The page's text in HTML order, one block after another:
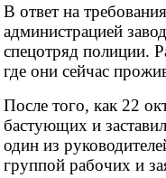
В ответ на
администрацией
спецотряд полиции.
где они сейчас
После того, как 22
бастующих и
один из
группой рабочих и